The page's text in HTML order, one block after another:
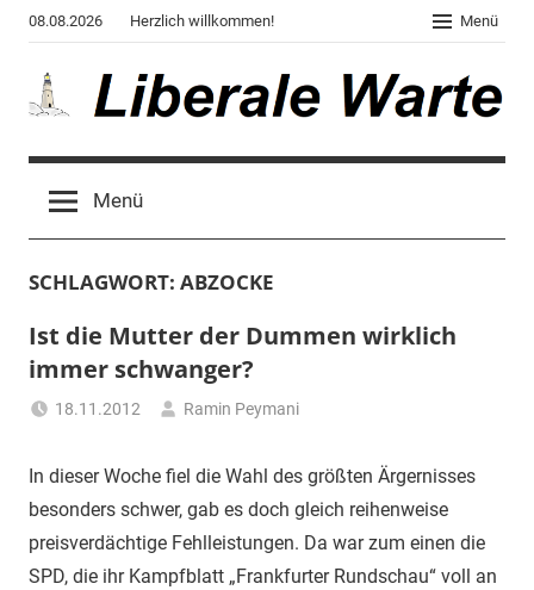
Zum
Inhalt
springen
08.08.2026 Herzlich willkommen! Menü
Liberale
Warte
des
"Corona,
Gendergaga",
"2020",
"Weltchaos",
Untergangs",
"Hexenjagd",
"Das
Grauen"
Menü
SCHLAGWORT: ABZOCKE
Ist die Mutter der Dummen wirklich
immer schwanger?
18.11.2012
Ramin Peymani
In dieser Woche fiel die Wahl des größten Ärgernisses
besonders schwer, gab es doch gleich reihenweise
preisverdächtige Fehlleistungen. Da war zum einen die
SPD, die ihr Kampfblatt „Frankfurter Rundschau“ voll an